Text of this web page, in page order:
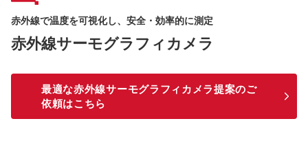
赤外線で温度を可視化し、安全・効率的に測定
赤外線サーモグラフィカメラ
最適な赤外線サーモグラフィカメラ提案のご
依頼はこちら